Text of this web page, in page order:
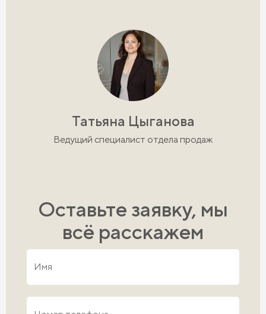
Татьяна Цыганова
Ведущий специалист отдела продаж
Оставьте заявку, мы
всё расскажем